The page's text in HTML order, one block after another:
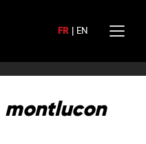
FR EN
montlucon